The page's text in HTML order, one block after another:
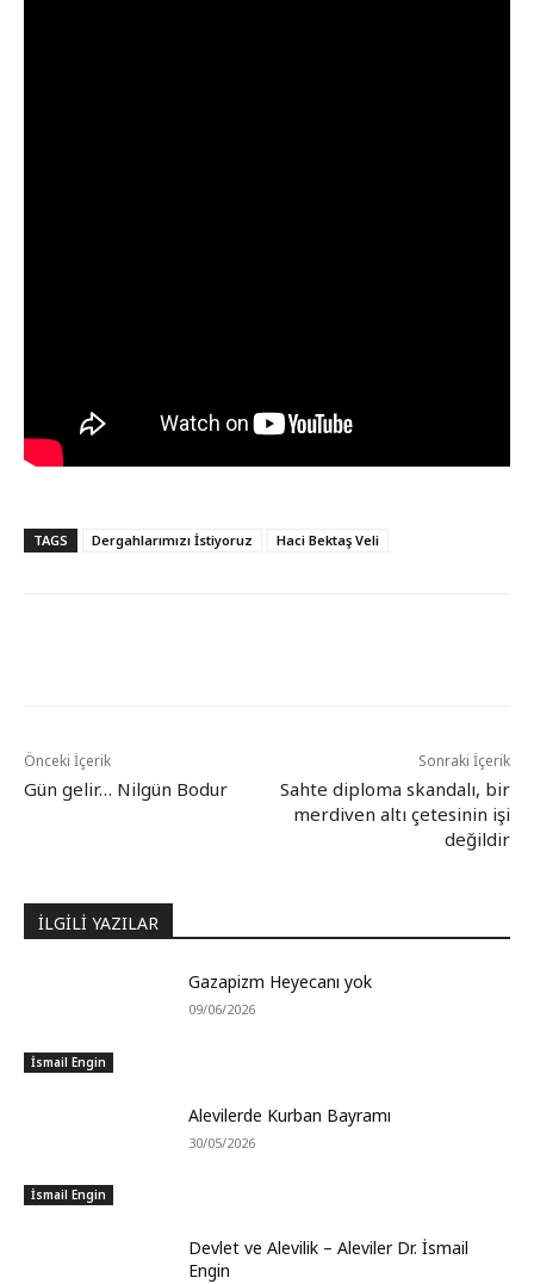
TAGS Dergahlarımızı İstiyoruz Haci Bektaş Veli
Önceki İçerik
Gün gelir… Nilgün Bodur
Sonraki İçerik
Sahte diploma skandalı, bir
merdiven altı çetesinin işi
değildir
İLGİLİ YAZILAR
İsmail Engin
Gazapizm Heyecanı yok
09/06/2026
İsmail Engin
Alevilerde Kurban Bayramı
30/05/2026
Devlet ve Alevilik – Aleviler Dr. İsmail
Engin